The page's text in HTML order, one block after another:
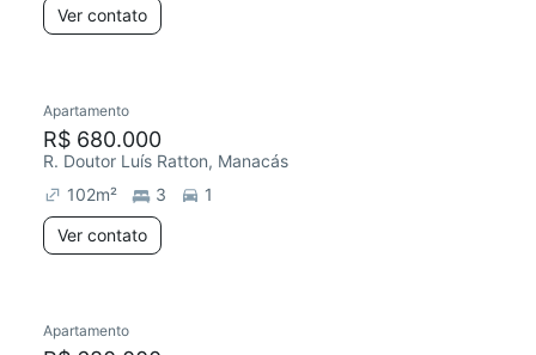
Ver contato
Apartamento
R$ 680.000
R. Doutor Luís Ratton, Manacás
102m² 3
1
Ver contato
Apartamento